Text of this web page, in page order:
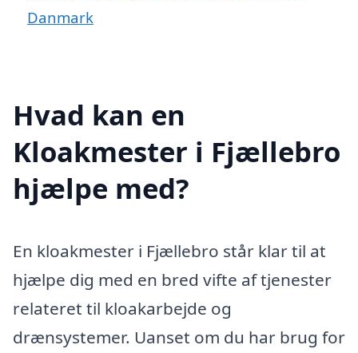
Danmark
Hvad kan en
Kloakmester i Fjællebro
hjælpe med?
En kloakmester i Fjællebro står klar til at
hjælpe dig med en bred vifte af tjenester
relateret til kloakarbejde og
drænsystemer. Uanset om du har brug for